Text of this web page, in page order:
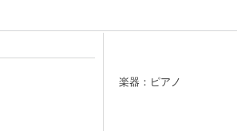
楽器：ピアノ